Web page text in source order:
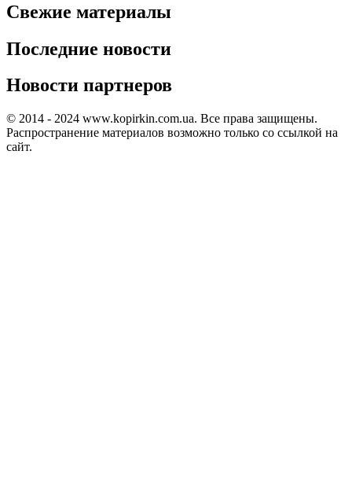
Свежие материалы
Последние новости
Новости партнеров
© 2014 - 2024 www.kopirkin.com.ua. Все права защищены.
Распространение материалов возможно только со ссылкой на
сайт.